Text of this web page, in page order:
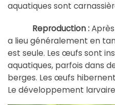
aquatiques sont
Reproduction :
a lieu généralement en
est seule. Les œufs sont
aquatiques, parfois dans
berges. Les œufs
Le développement